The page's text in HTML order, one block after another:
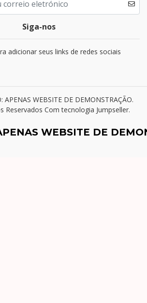
Siga-nos
adicionar seus links de redes sociais
WEBSITE DE DEMONSTRAÇÃO.
Reservados Com tecnologia Jumpseller.
WEBSITE DE